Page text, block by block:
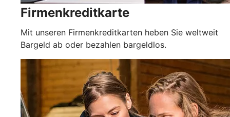
Firmenkreditkarte
Mit unseren Firmenkreditkarten heben Sie weltweit
Bargeld ab oder bezahlen bargeldlos.